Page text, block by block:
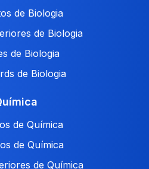
de Biologia
de Biologia
de Biologia
de Biologia
de Química
de Química
de Química